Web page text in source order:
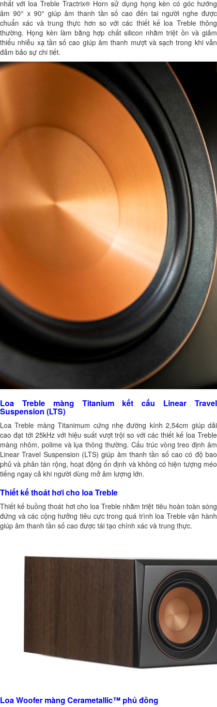
nhất với loa Treble Tractrix® Horn sử dụng họng kèn có góc hướng
âm 90° x 90° giúp âm thanh tần số cao đến tai người nghe được
chuẩn xác và trung thực hơn so với các thiết kế loa Treble thông
thường. Họng kèn làm bằng hợp chất silicon nhằm triệt ồn và giảm
thiểu nhiễu xạ tần số cao giúp âm thanh mượt và sạch trong khi vẫn
đảm bảo sự chi tiết.
Loa Treble màng Titanium kết cấu Linear Travel
Suspension (LTS)
Loa Treble màng Titanimum cứng nhẹ đường kính 2,54cm giúp dải
cao đạt tới 25kHz với hiệu suất vượt trội so với các thiết kế loa Treble
màng nhôm, polime và lụa thông thường. Cấu trúc vòng treo định âm
Linear Travel Suspension (LTS) giúp âm thanh tần số cao có độ bao
phủ và phân tán rộng, hoạt động ổn định và không có hiện tượng méo
tiếng ngay cả khi người dùng mở âm lượng lớn.
Thiết kế thoát hơi cho loa Treble
Thiết kế buồng thoát hơi cho loa Treble nhằm triệt tiêu hoàn toàn sóng
đứng và các cộng hưởng tiêu cực trong quá trình loa Treble vận hành
giúp âm thanh tần số cao được tái tạo chính xác và trung thực.
Loa Woofer màng Cerametallic™ phủ đồng